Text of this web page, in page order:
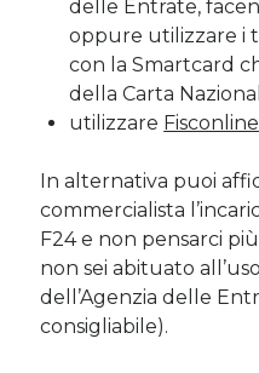
delle Entrate,
oppure utilizzare i
con la Smartcard
della Carta
utilizzare Fisconline
In alternativa puoi
commercialista
F24 e non pensarci
non sei abituato
dell’Agenzia delle
consigliabile).